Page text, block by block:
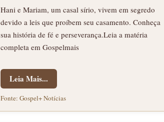
Hani e Mariam, um casal sírio, vivem em segredo
devido a leis que proíbem seu casamento. Conheça
sua história de fé e perseverança.Leia a matéria
completa em Gospelmais
Leia Mais...
Fonte: Gospel+ Notícias